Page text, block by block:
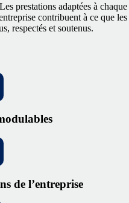
prestations adaptées à chaque
contribuent à ce que les
respectés et soutenus.
de l’entreprise